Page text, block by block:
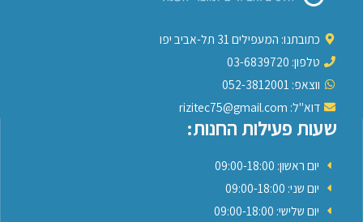
כתובתנו: המעפילים 31 תל-אביב יפו
טלפון: 03-6839720
ווצאפ: 052-3812001
דוא"ל: rizitec75@gmail.com
שעות פעילות החנות:
יום ראשון: 09:00-18:00
יום שני: 09:00-18:00
יום שלישי: 09:00-18:00